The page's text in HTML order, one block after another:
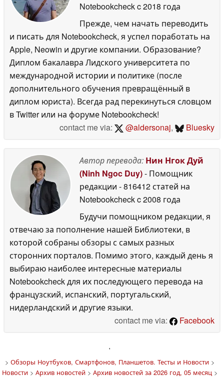
Notebookcheckc 2018 года
Прежде, чем начать переводить
и писать для Notebookcheck, я успел поработать на
Apple, Neowin и другие компании. Образование?
Диплом бакалавра Лидского университета по
международной истории и политике (после
дополнительного обучения превращённый в
диплом юриста). Всегда рад перекинуться словцом
в Twitter или на форуме Notebookcheck!
contact me via:
@aldersonaj, Bluesky
Автор перевода: Нин Нгок Дуй
(Ninh Ngoc Duy)- Помощник
редакции - 816412 статей на
Notebookcheckc 2008 года
Будучи помощником редакции, я
отвечаю за пополнение нашей Библиотеки, в
которой собраны обзоры с самых разных
сторонних порталов. Помимо этого, каждый день я
выбираю наиболее интересные материалы
Notebookcheck для их последующего перевода на
французский, испанский, португальский,
нидерландский и другие языки.
contact me via:
Facebook
'
> Обзоры Ноутбуков, Смартфонов, Планшетов. Тесты и Новости>
Новости> Архив новостей> Архив новостей за 2026 год, 05 месяц>